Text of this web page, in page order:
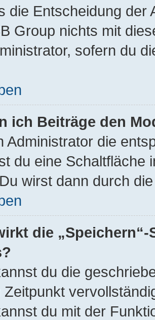
die Entscheidung der
Group nichts mit
sofern du
ich Beiträge den
Administrator die
du eine Schaltfläche
wirst dann durch
die
du die
Zeitpunkt
du mit der